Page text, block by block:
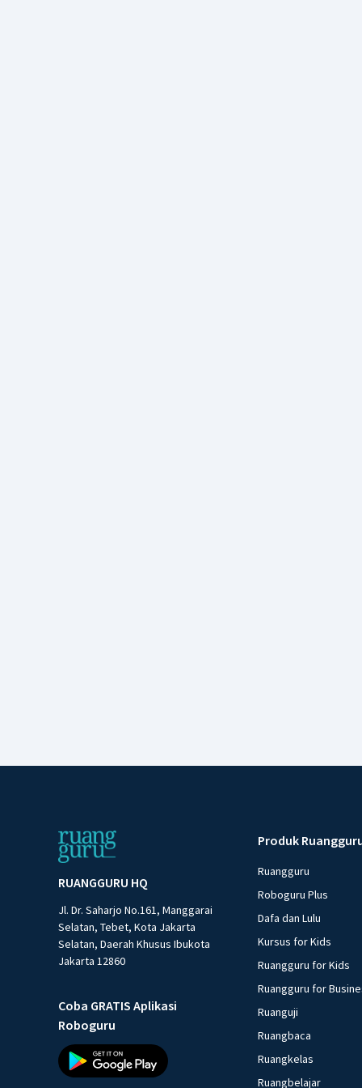
RUANGGURU HQ
Jl. Dr. Saharjo No.161, Manggarai
Selatan, Tebet, Kota Jakarta
Selatan, Daerah Khusus Ibukota
Jakarta 12860
Coba GRATIS Aplikasi
Roboguru
Produk
Ruangguru
Roboguru Plus
Dafa dan Lulu
Kursus for Kids
Ruangguru for Kids
Ruangguru for
Ruanguji
Ruangbaca
Ruangkelas
Ruangbelajar